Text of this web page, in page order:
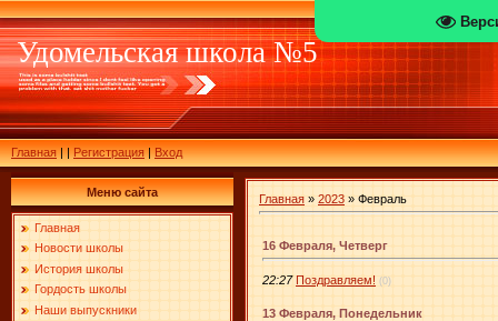
Удомельская школа №5
Главная||Регистрация|Вход
Меню сайта
Главная
Новости школы
История школы
Гордость школы
Наши выпускники
Главная » 2023 » Февраль
16 Февраля, Четверг
22:27 Поздравляем! (0)
13 Февраля, Понедельник